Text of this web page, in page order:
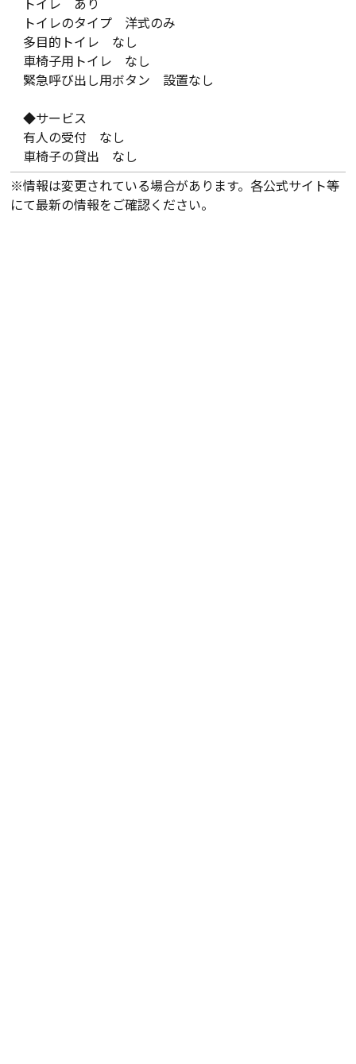
トイレのタイプ 洋式のみ
多目的トイレ なし
車椅子用トイレ なし
緊急呼び出し用ボタン 設置なし
◆サービス
有人の受付 なし
車椅子の貸出 なし
※情報は変更されている場合があります。各公式サイト等
にて最新の情報をご確認ください。